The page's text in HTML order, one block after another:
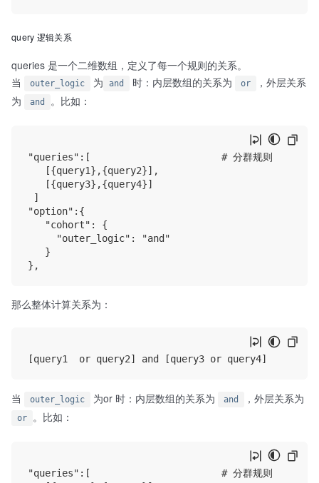
query 逻辑关系
queries 是一个二维数组，定义了每一个规则的关系。
当
outer_logic 为 and 时：内层数组的关系为 or
，外层关系
为
and 。比如：
"queries":[                       # 分群规则
   [{query1},{query2}],
   [{query3},{query4}]
]
"option":{
   "cohort": {
     "outer_logic": "and"
   }
那么整体计算关系为：
当 outer_logic 为or 时：内层数组的关系为 and ，外层关系为
or 。比如：
"queries":[                       # 分群规则